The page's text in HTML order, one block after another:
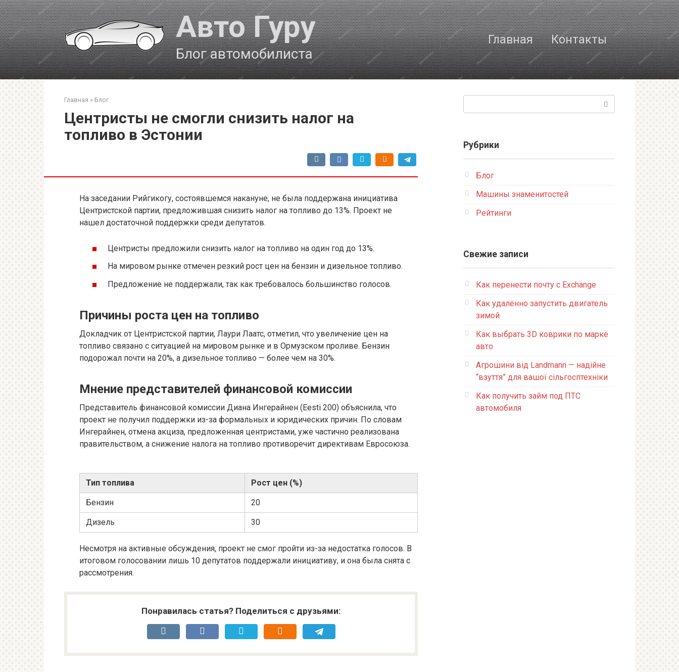
Перейти
к
контенту
Авто Гуру
Блог автомобилиста
Главная Контакты
Главная » Блог
Центристы не смогли снизить налог на
топливо в Эстонии
На заседании Рийгикогу, состоявшемся накануне, не была поддержана инициатива
Центристской партии, предложившая снизить налог на топливо до 13%. Проект не
нашел достаточной поддержки среди депутатов.
Центристы предложили снизить налог на топливо на один год до 13%.
На мировом рынке отмечен резкий рост цен на бензин и дизельное топливо.
Предложение не поддержали, так как требовалось большинство голосов.
Причины роста цен на топливо
Докладчик от Центристской партии, Лаури Лаатс, отметил, что увеличение цен на
топливо связано с ситуацией на мировом рынке и в Ормузском проливе. Бензин
подорожал почти на 20%, а дизельное топливо — более чем на 30%.
Мнение представителей финансовой комиссии
Представитель финансовой комиссии Диана Ингерайнен (Eesti 200) объяснила, что
проект не получил поддержки из-за формальных и юридических причин. По словам
Ингерайнен, отмена акциза, предложенная центристами, уже частично реализована
правительством, а снижение налога на топливо противоречит директивам Евросоюза.
Тип топлива Рост цен (%)
Бензин 20
Дизель 30
Несмотря на активные обсуждения, проект не смог пройти из-за недостатка голосов. В
итоговом голосовании лишь 10 депутатов поддержали инициативу, и она была снята с
рассмотрения.
Понравилась статья? Поделиться с друзьями:
Рубрики
Блог
Машины знаменитостей
Рейтинги
Свежие записи
Как перенести почту с Exchange
Как удалённо запустить двигатель
зимой
Как выбрать 3D коврики по марке
авто
Агрошини від Landmann — надійне
“взуття” для вашої сільгосптехніки
Как получить займ под ПТС
автомобиля